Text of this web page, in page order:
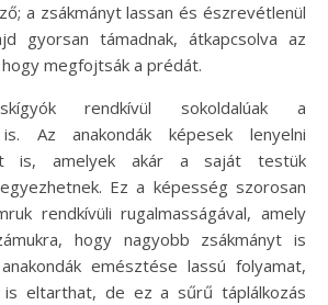
a zsákmányt lassan és észrevétlenül
gyorsan támadnak, átkapcsolva az
megfojtsák a prédát.
rendkívül sokoldalúak a
is. Az anakondák képesek lenyelni
is, amelyek akár a saját testük
Ez a képesség szorosan
rendkívüli rugalmasságával, amely
hogy nagyobb zsákmányt is
emésztése lassú folyamat,
eltarthat, de ez a sűrű táplálkozás